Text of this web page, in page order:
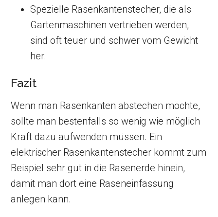
Spezielle Rasenkantenstecher, die als
Gartenmaschinen vertrieben werden,
sind oft teuer und schwer vom Gewicht
her.
Fazit
Wenn man Rasenkanten abstechen möchte,
sollte man bestenfalls so wenig wie möglich
Kraft dazu aufwenden müssen. Ein
elektrischer Rasenkantenstecher kommt zum
Beispiel sehr gut in die Rasenerde hinein,
damit man dort eine Raseneinfassung
anlegen kann.